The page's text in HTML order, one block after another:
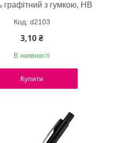
графітний з гумкою, НВ
d2103
3,10 ₴
В наявності
Купити